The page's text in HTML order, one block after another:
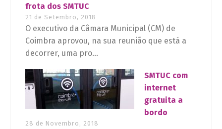
frota dos SMTUC
21 de Setembro, 2018
O executivo da Câmara Municipal (CM) de
Coimbra aprovou, na sua reunião que está a
decorrer, uma pro...
SMTUC com
internet
gratuita a
bordo
28 de Novembro, 2018